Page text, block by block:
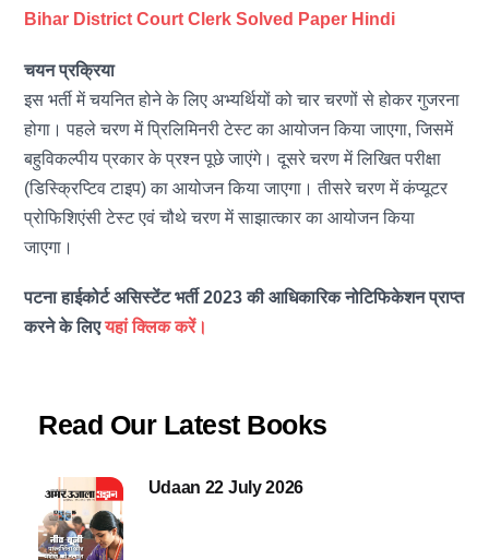
Bihar District Court Clerk Solved Paper Hindi
चयन प्रक्रिया
इस भर्ती में चयनित होने के लिए अभ्यर्थियों को चार चरणों से होकर गुजरना
होगा। पहले चरण में प्रिलिमिनरी टेस्ट का आयोजन किया जाएगा, जिसमें
बहुविकल्पीय प्रकार के प्रश्न पूछे जाएंगे। दूसरे चरण में लिखित परीक्षा
(डिस्क्रिप्टिव टाइप) का आयोजन किया जाएगा। तीसरे चरण में कंप्यूटर
प्रोफिशिएंसी टेस्ट एवं चौथे चरण में साझात्कार का आयोजन किया
जाएगा।
पटना हाईकोर्ट असिस्टेंट भर्ती 2023 की आधिकारिक नोटिफिकेशन प्राप्त
करने के लिएयहां क्लिक करें।
Read Our Latest Books
Udaan 22 July 2026